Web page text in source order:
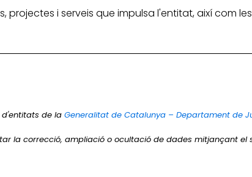
projectes i serveis que impulsa l'entitat, així com
d'entitats de la Generalitat de Catalunya – Departament de
la correcció, ampliació o ocultació de dades mitjançant el